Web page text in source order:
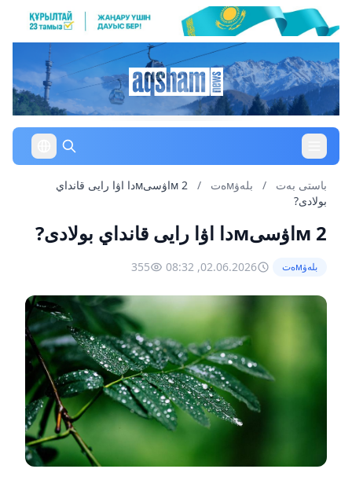
باستى بەت / بلەۋмەت /
2 мاۋسىмدا اۋا رايى قانداي
بولادى?
2 мاۋسىмدا اۋا رايى قانداي بولادى?
بلەۋмەت 02.06.2026, 08:32
355